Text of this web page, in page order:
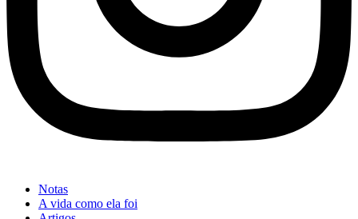
Notas
A vida como ela foi